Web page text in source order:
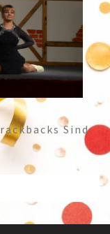
Sind